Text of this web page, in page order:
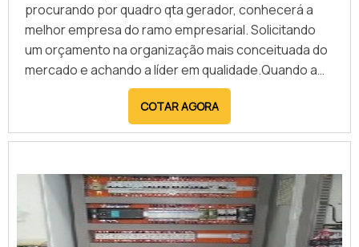
procurando por quadro qta gerador, conhecerá a
melhor empresa do ramo empresarial. Solicitando
um orçamento na organização mais conceituada do
mercado e achando a líder em qualidade.Quando a
procura é por quadro qta gerador, com os melhores
profissionais da Pégaso Soluções Elétricas o cliente
poderá encontrar excelente custo-benefício com
varejistas.UM PO...
COTAR AGORA